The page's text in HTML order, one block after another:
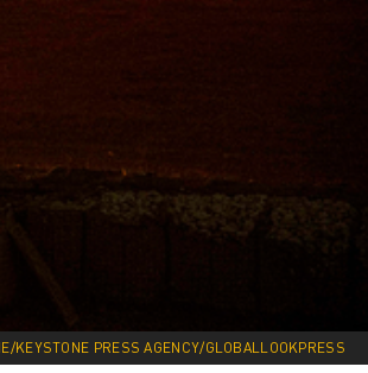
KEYSTONE PRESS AGENCY/GLOBALLOOKPRESS